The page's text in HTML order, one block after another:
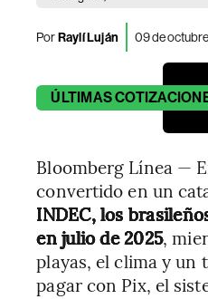
PorRaylí Luján 09 de
ÚLTIMAS
Bloomberg Línea —
convertido en un
INDEC, los
en julio de 2025,
playas, el clima y un
pagar con Pix, el